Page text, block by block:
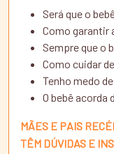
Será que o
Como garantir
Sempre que o
Como cuidar
Tenho medo
O bebê acorda
MÃES E PAIS
TÊM DÚVIDAS E